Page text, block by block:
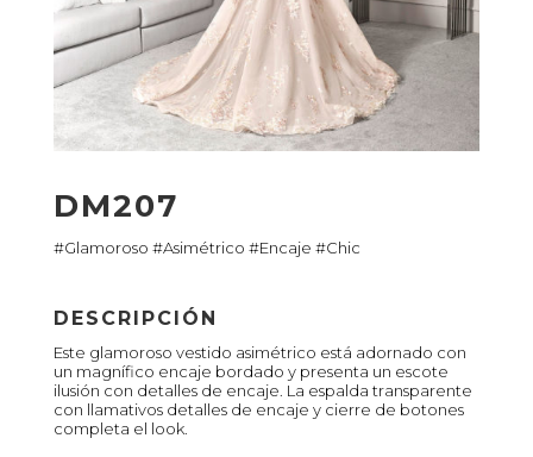
DM207
#Glamoroso #Asimétrico #Encaje #Chic
DESCRIPCIÓN
Este glamoroso vestido asimétrico está adornado con
un magnífico encaje bordado y presenta un escote
ilusión con detalles de encaje. La espalda transparente
con llamativos detalles de encaje y cierre de botones
completa el look.